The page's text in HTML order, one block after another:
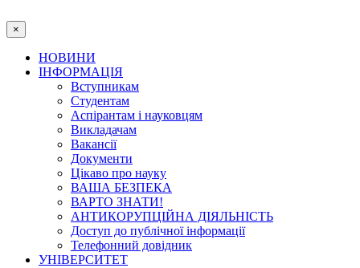
×
НОВИНИ
ІНФОРМАЦІЯ
Вступникам
Студентам
Аспірантам і науковцям
Викладачам
Вакансії
Документи
Цікаво про науку
ВАША БЕЗПЕКА
ВАРТО ЗНАТИ!
АНТИКОРУПЦІЙНА ДІЯЛЬНІСТЬ
Доступ до публічної інформації
Телефонний довідник
УНІВЕРСИТЕТ